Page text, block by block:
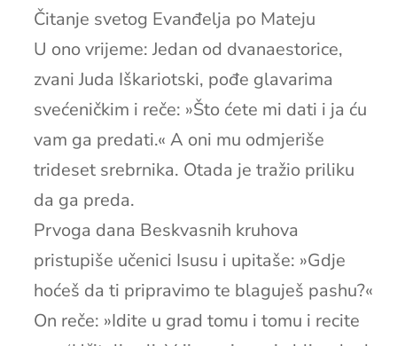
Čitanje svetog Evanđelja po Mateju
U ono vrijeme: Jedan od dvanaestorice,
zvani Juda Iškariotski, pođe glavarima
svećeničkim i reče: »Što ćete mi dati i ja ću
vam ga predati.« A oni mu odmjeriše
trideset srebrnika. Otada je tražio priliku
da ga preda.
Prvoga dana Beskvasnih kruhova
pristupiše učenici Isusu i upitaše: »Gdje
hoćeš da ti pripravimo te blaguješ pashu?«
On reče: »Idite u grad tomu i tomu i recite